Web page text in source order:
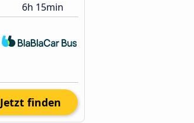
6h 15min
Jetzt finden